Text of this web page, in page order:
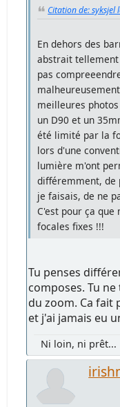
Citation de:
En dehors des
abstrait tellement
pas
meilleures
un D90 et un
été limité par la
lors d'une
lumière m'ont
différemment, de
je faisais, de ne
C'est pour ça
focales fixes !!!
Tu penses
composes. Tu
du zoom. Ca fait
et j'ai jamais eu
Ni loin, ni prêt...